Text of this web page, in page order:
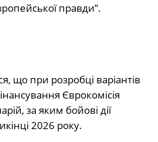
правди”.
що при розробці варіантів
Єврокомісія
за яким бойові дії
2026 року.